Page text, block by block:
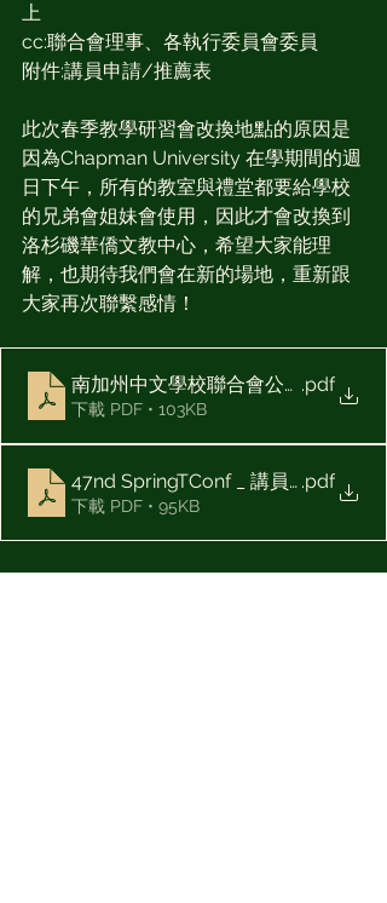
上
cc:聯合會理事、各執行委員會委員
附件:講員申請/推薦表
此次春季教學研習會改換地點的原因是
因為Chapman University 在學期間的週
日下午，所有的教室與禮堂都要給學校
的兄弟會姐妹會使用，因此才會改換到
洛杉磯華僑文教中心，希望大家能理
解，也期待我們會在新的場地，重新跟
大家再次聯繫感情！
南加州中文學校聯合會公文第四十七
.pdf
下載 PDF • 103KB
47nd SpringTConf _ 講員推薦表
.pdf
下載 PDF • 95KB